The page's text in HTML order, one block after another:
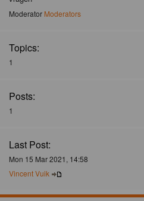
Moderator Moderators
Topics:
1
Posts:
1
Last Post:
Mon 15 Mar 2021, 14:58
Vincent Vuik